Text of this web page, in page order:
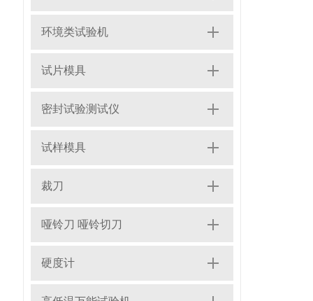
环境类试验机
试片模具
密封试验测试仪
试样模具
裁刀
哑铃刀 哑铃切刀
硬度计